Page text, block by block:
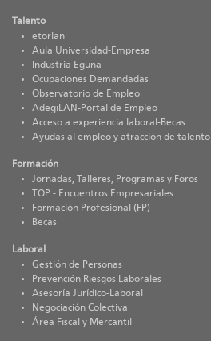
Talento
etorlan
Aula Universidad-Empresa
Industria Eguna
Ocupaciones Demandadas
Observatorio de Empleo
AdegiLAN-Portal de Empleo
Acceso a experiencia laboral-Becas
Ayudas al empleo y atracción de talento
Formación
Jornadas, Talleres, Programas y Foros
TOP - Encuentros Empresariales
Formación Profesional (FP)
Becas
Laboral
Gestión de Personas
Prevención Riesgos Laborales
Asesoría Jurídico-Laboral
Negociación Colectiva
Área Fiscal y Mercantil